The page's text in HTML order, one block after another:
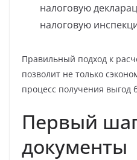
налоговую
налоговую
Правильный подход к
позволит не только
процесс получения выгод
Первый
документы